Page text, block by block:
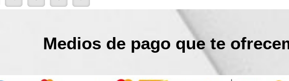
Medios de pago que te